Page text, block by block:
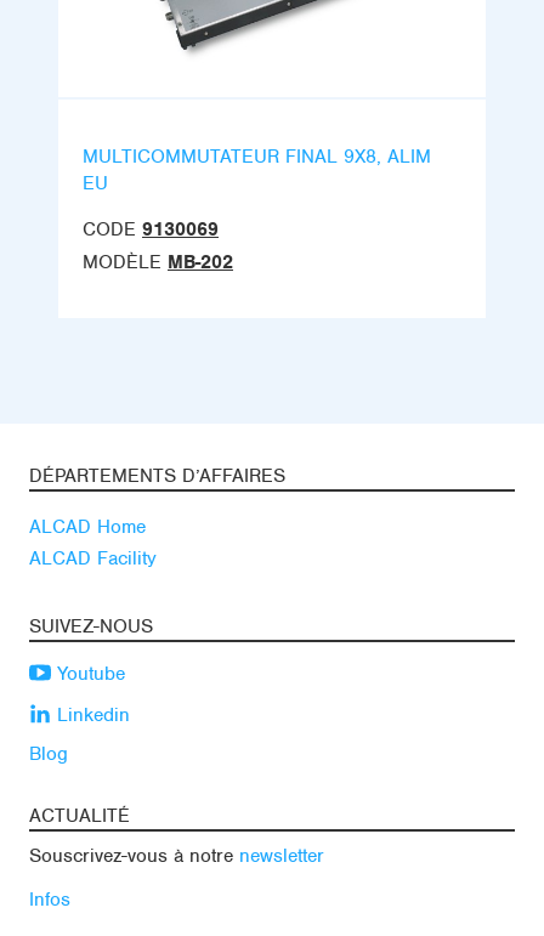
MULTICOMMUTATEUR FINAL 9X8, ALIM
EU
CODE 9130069
MODÈLE MB-202
DÉPARTEMENTS D’AFFAIRES
ALCAD Home
ALCAD Facility
SUIVEZ-NOUS
Youtube
Linkedin
Blog
ACTUALITÉ
Souscrivez-vous à notre newsletter
Infos